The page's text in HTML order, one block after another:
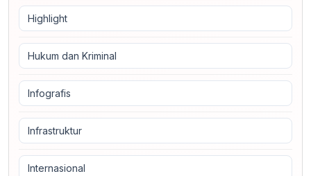
Highlight
Hukum dan Kriminal
Infografis
Infrastruktur
Internasional